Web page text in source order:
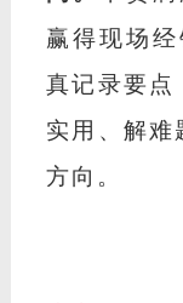
阵，同步
有效信息
打实的政
产线、智能